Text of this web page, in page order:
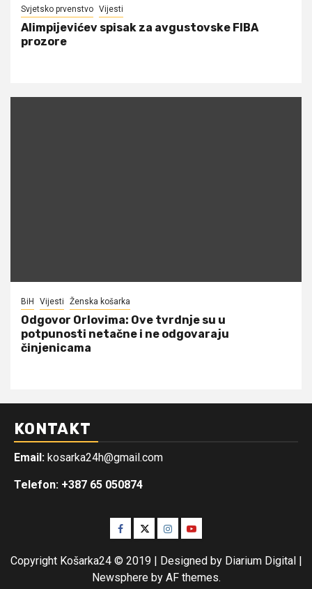
Svjetsko prvenstvo Vijesti
Alimpijevićev spisak za avgustovske FIBA
prozore
BiH Vijesti Ženska košarka
Odgovor Orlovima: ​Ove tvrdnje su u
potpunosti netačne i ne odgovaraju
činjenicama
KONTAKT
Email: kosarka24h@gmail.com
Telefon: +387 65 050874
Facebook
TwitterInstagram
Youtube
Copyright Košarka24 © 2019 | Designed by Diarium Digital |
Newsphereby AF themes.